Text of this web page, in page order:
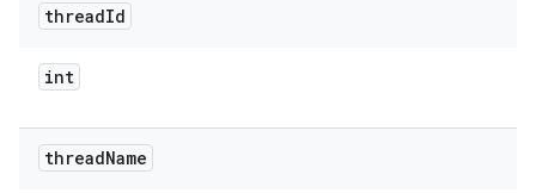
threadId
int
threadName